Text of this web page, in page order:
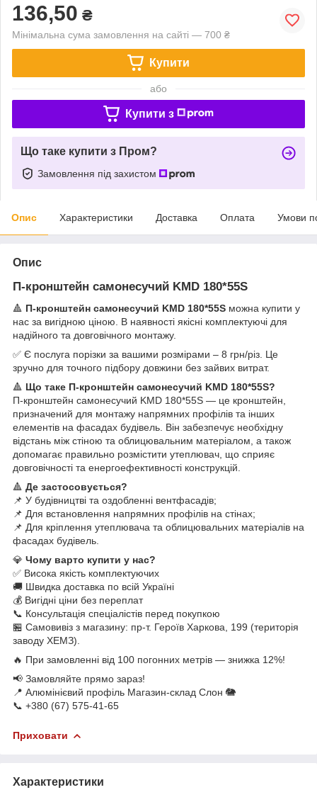
136,50 ₴
Мінімальна сума замовлення на сайті — 700 ₴
Купити
або
Купити з
Що таке купити з Пром?
Замовлення під захистом
Опис Характеристики Доставка Оплата Умови
Опис
П-кронштейн самонесучий KMD 180*55S
🔺 П-кронштейн самонесучий KMD 180*55S можна купити у
нас за вигідною ціною. В наявності якісні комплектуючі для
надійного та довговічного монтажу.
✅ Є послуга порізки за вашими розмірами – 8 грн/різ. Це
зручно для точного підбору довжини без зайвих витрат.
🔺 Що таке П-кронштейн самонесучий KMD 180*55S?
П-кронштейн самонесучий KMD 180*55S — це кронштейн,
призначений для монтажу напрямних профілів та інших
елементів на фасадах будівель. Він забезпечує необхідну
відстань між стіною та облицювальним матеріалом, а також
допомагає правильно розмістити утеплювач, що сприяє
довговічності та енергоефективності конструкцій.
🔺 Де застосовується?
📌 У будівництві та оздобленні вентфасадів;
📌 Для встановлення напрямних профілів на стінах;
📌 Для кріплення утеплювача та облицювальних матеріалів на
фасадах будівель.
💎 Чому варто купити у нас?
✅ Висока якість комплектуючих
🚚 Швидка доставка по всій Україні
💰 Вигідні ціни без переплат
📞 Консультація спеціалістів перед покупкою
🏪 Самовивіз з магазину: пр-т. Героїв Харкова, 199 (територія
заводу ХЕМЗ).
🔥 При замовленні від 100 погонних метрів — знижка 12%!
📢 Замовляйте прямо зараз!
📍 Алюмінієвий профіль Магазин-склад Слон 🐘
📞 +380 (67) 575-41-65
Приховати
Характеристики